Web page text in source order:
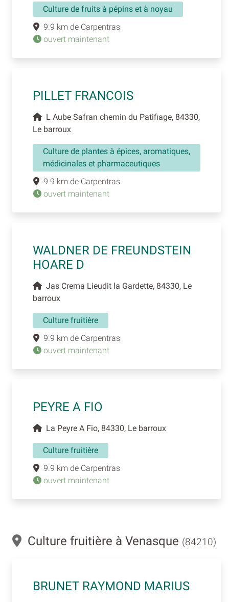
Culture de fruits à pépins et à noyau
9.9 km de Carpentras
ouvert maintenant
PILLET FRANCOIS
L Aube Safran chemin du Patifiage, 84330,
Le barroux
Culture de plantes à épices, aromatiques,
médicinales et pharmaceutiques
9.9 km de Carpentras
ouvert maintenant
WALDNER DE FREUNDSTEIN
HOARE D
Jas Crema Lieudit la Gardette, 84330, Le
barroux
Culture fruitière
9.9 km de Carpentras
ouvert maintenant
PEYRE A FIO
La Peyre A Fio, 84330, Le barroux
Culture fruitière
9.9 km de Carpentras
ouvert maintenant
Culture fruitière à Venasque (84210)
BRUNET RAYMOND MARIUS